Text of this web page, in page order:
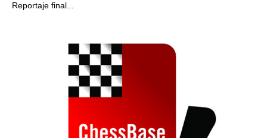
Reportaje final...